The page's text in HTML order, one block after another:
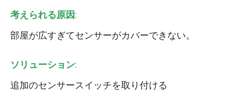
考えられる原因:
部屋が広すぎてセンサーがカバーできない。
ソリューション:
追加のセンサースイッチを取り付ける